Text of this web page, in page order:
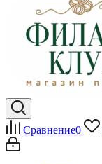
Сравнение0